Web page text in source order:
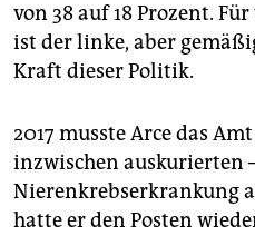
von 38 auf 18 Prozent.
ist der linke, aber
Kraft dieser Politik.
2017 musste Arce das
inzwischen auskurierten
Nierenkrebserkrankung
hatte er den Posten